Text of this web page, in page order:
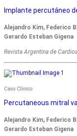
Implante percutáneo
Alejandro Kim, Federico
Gerardo Esteban Gigena
Revista Argentina de
Caso Clínico
Percutaneous mitral
Alejandro Kim, Federico
Gerardo Esteban Gigena